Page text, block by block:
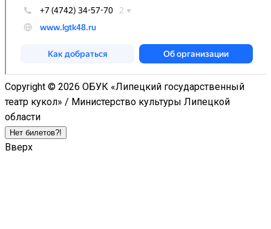
Copyright © 2026 ОБУК «Липецкий государственный
театр кукол» / Министерство культуры Липецкой
области
Нет билетов?!
Вверх